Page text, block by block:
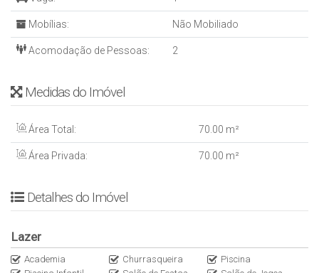
? Sala de jogos
? Brinquedoteca
- Data de entrega: Dez/26
Condições de pagamento
Estuda veículos em geral
Mobílias: Não Mobiliado
Acomodação de Pessoas: 2
Medidas do Imóvel
Área Total: 70 .00 m²
Área Privada: 70 .00 m²
Detalhes do Imóvel
Lazer
Academia Churrasqueira
Piscina